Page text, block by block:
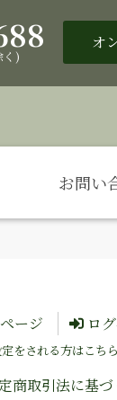
く)
オ
お問い
ージ ロ
をされる方はこちら
商取引法に基